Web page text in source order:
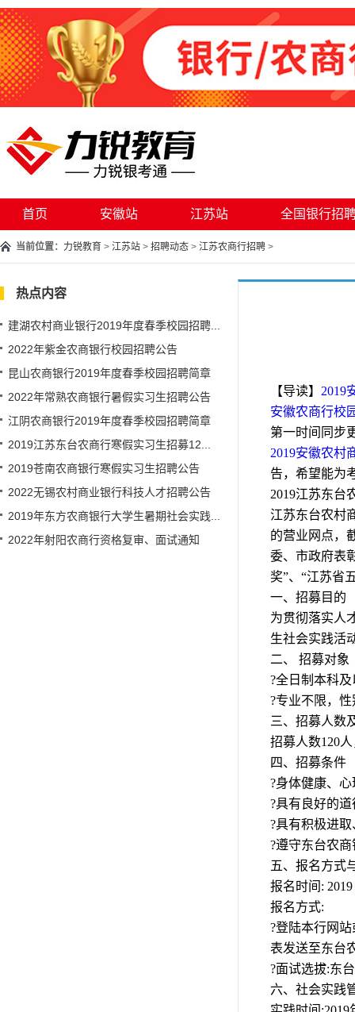
首页 安徽站 江苏站 全国银行招
当前位置： 力锐教育 > 江苏站 > 招聘动态 > 江苏农商行招聘 >
热点内容
建湖农村商业银行2019年度春季校园招聘...
2022年紫金农商银行校园招聘公告
昆山农商银行2019年度春季校园招聘简章
2022年常熟农商银行暑假实习生招聘公告
江阴农商银行2019年度春季校园招聘简章
2019江苏东台农商行寒假实习生招募12...
2019苍南农商银行寒假实习生招聘公告
2022无锡农村商业银行科技人才招聘公告
2019年东方农商银行大学生暑期社会实践...
2022年射阳农商行资格复审、面试通知
【导读】 2019
安徽农商行校
第一时间同步
2019安徽农村
告，希望能为
2019江苏东台
江苏东台农村
的营业网点，
委、市政府表
奖”、“江苏省
一、招募目的
为贯彻落实人
生社会实践活
二、 招募对象
?全日制本科
?专业不限，
三、招募人数
招募人数120
四、招募条件
?身体健康、
?具有良好的
?具有积极进
?遵守东台农
五、报名方式
报名时间:
报名方式:
?登陆本行网
表发送至东台
?面试选拔:东
六、社会实践